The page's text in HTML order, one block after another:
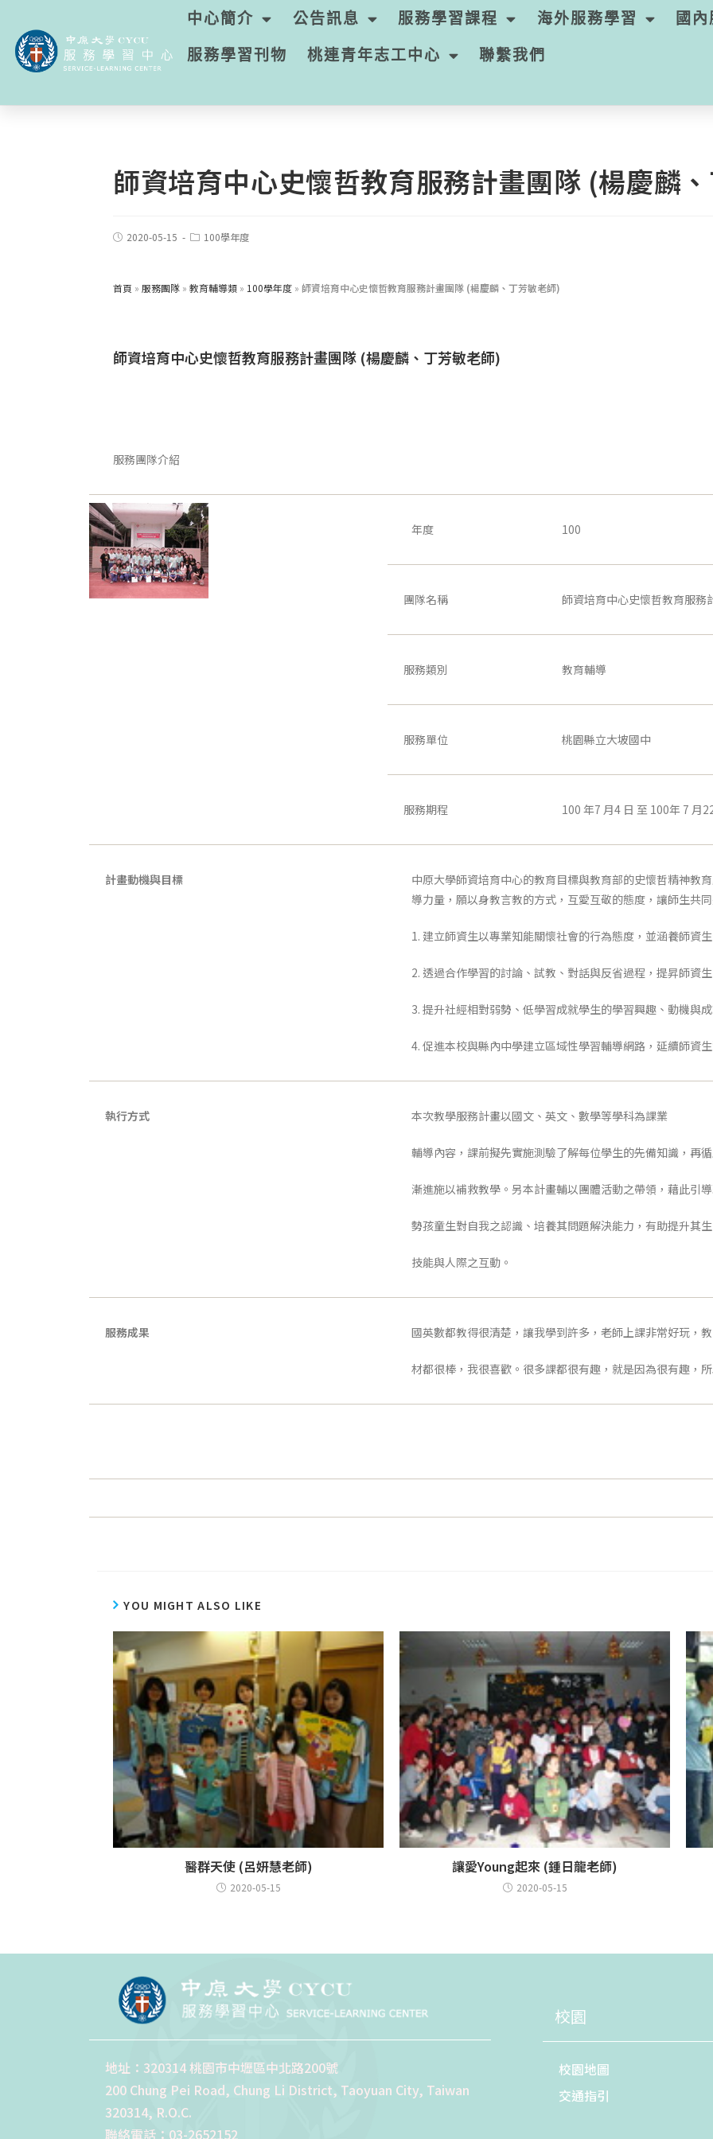
中心簡介 公告訊息 服務學習課程 海外服務學習 國
服務學習刊物
桃連青年志工中心 聯繫我們
師資培育中心史懷哲教育服務計畫團隊 (楊慶麟
2020-05-15 100學年度
首頁 » 服務團隊 » 教育輔導類 » 100學年度 » 師資培育中心史懷哲教育服務計畫團隊 (楊慶麟、丁芳敏老師)
師資培育中心史懷哲教育服務計畫團隊 (楊慶麟、丁芳敏老師)
服務團隊介紹
年度 100
團隊名稱 師資培育中心史懷哲教育服務
服務類別 教育輔導
服務單位 桃園縣立大坡國中
服務期程 100 年7 月4 日 至 100年 7 月
計畫動機與目標
中原大學師資培育中心的教育目標與教育部的史懷哲精神教
導力量，願以身教言教的方式，互愛互敬的態度，讓師生共
1. 建立師資生以專業知能關懷社會的行為態度，並涵養師資
2. 透過合作學習的討論、試教、對話與反省過程，提昇師資
3. 提升社經相對弱勢、低學習成就學生的學習興趣、動機與
4. 促進本校與縣內中學建立區域性學習輔導網路，延續師資
執行方式 本次教學服務計畫以國文、英文、數學等學科為課業
輔導內容，課前擬先實施測驗了解每位學生的先備知識，再
漸進施以補救教學。另本計畫輔以團體活動之帶領，藉此引
勢孩童生對自我之認識、培養其問題解決能力，有助提升其
技能與人際之互動。
服務成果 國英數都教得很清楚，讓我學到許多，老師上課非常好玩，教
材都很棒，我很喜歡。很多課都很有趣，就是因為很有趣，
YOU MIGHT ALSO LIKE
醫群天使 (呂妍慧老師)
2020-05-15
讓愛Young起來 (鍾日龍老師)
2020-05-15
地址：320314 桃園市中壢區中北路200號
200 Chung Pei Road, Chung Li District, Taoyuan City, Taiwan
320314, R.O.C.
聯絡電話：03-2652152
校園
校園地圖
交通指引